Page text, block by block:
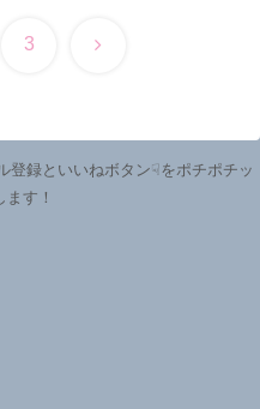
3 次
登録といいねボタン☟をポチポチッ
ます！